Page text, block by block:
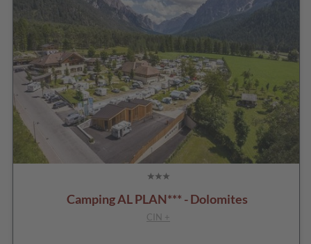
Camping AL PLAN*** - Dolomites
CIN +